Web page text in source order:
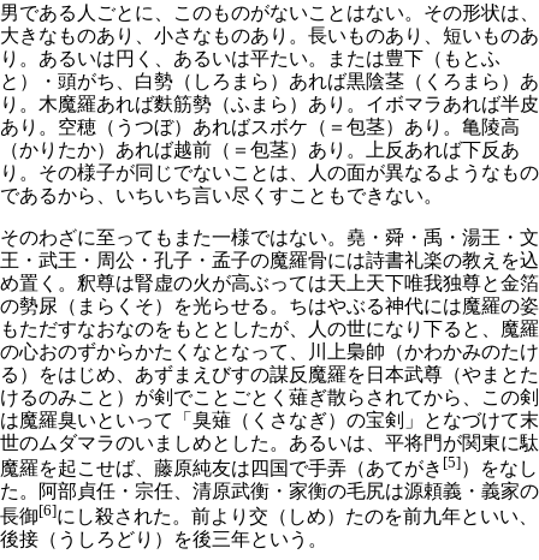
男である人ごとに、このものがないことはない。その形状は、
大きなものあり、小さなものあり。長いものあり、短いものあ
り。あるいは円く、あるいは平たい。または豊下（もとふ
と）・頭がち、白勢（しろまら）あれば黒陰茎（くろまら）あ
り。木魔羅あれば麩筋勢（ふまら）あり。イボマラあれば半皮
あり。空穂（うつぼ）あればスボケ（＝包茎）あり。亀陵高
（かりたか）あれば越前（＝包茎）あり。上反あれば下反あ
り。その様子が同じでないことは、人の面が異なるようなもの
であるから、いちいち言い尽くすこともできない。
そのわざに至ってもまた一様ではない。堯・舜・禹・湯王・文
王・武王・周公・孔子・孟子の魔羅骨には詩書礼楽の教えを込
め置く。釈尊は腎虚の火が高ぶっては天上天下唯我独尊と金箔
の勢尿（まらくそ）を光らせる。ちはやぶる神代には魔羅の姿
もただすなおなのをもととしたが、人の世になり下ると、魔羅
の心おのずからかたくなとなって、川上梟帥（かわかみのたけ
る）をはじめ、あずまえびすの謀反魔羅を日本武尊（やまとた
けるのみこと）が剣でことごとく薙ぎ散らされてから、この剣
は魔羅臭いといって「臭薙（くさなぎ）の宝剣」となづけて末
世のムダマラのいましめとした。あるいは、平将門が関東に駄
魔羅を起こせば、藤原純友は四国で手弄（あてがき [5]）をなし
た。阿部貞任・宗任、清原武衡・家衡の毛尻は源頼義・義家の
長御[6]にし殺された。前より交（しめ）たのを前九年といい、
後接（うしろどり）を後三年という。